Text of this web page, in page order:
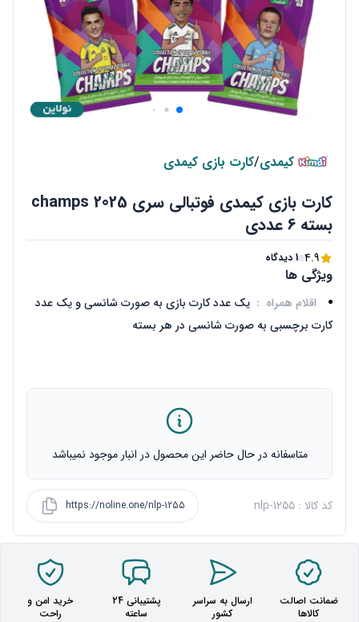
کیمدی/کارت بازی کیمدی
کارت بازی کیمدی فوتبالی سری champs 2025
بسته 6 عددی
4.9 1 دیدگاه
ویژگی ها
اقلام همراه : یک عدد کارت بازی به صورت شانسی و یک عدد
کارت برچسبی به صورت شانسی در هر بسته
متاسفانه در حال حاضر این محصول در انبار موجود نمیباشد
کد کالا : nlp-1255 https://noline.one/nlp-1255
ضمانت اصالت
کالاها
ارسال به سراسر
کشور
پشتیبانی 24
ساعته
خرید امن و
راحت